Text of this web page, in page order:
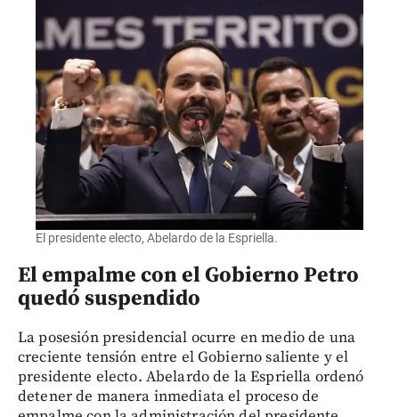
El presidente electo, Abelardo de la Espriella.
El empalme con el Gobierno Petro
quedó suspendido
La posesión presidencial ocurre en medio de una
creciente tensión entre el Gobierno saliente y el
presidente electo. Abelardo de la Espriella ordenó
detener de manera inmediata el proceso de